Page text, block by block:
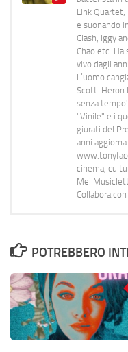
Link Quartet,
e suonando
Clash, Iggy
Chao etc.
vivo dagli
L’uomo
Scott-Heron
senza
"Vinile" e i
giurati del
anni
cinema,
Mei
Collabora
POTREBBERO